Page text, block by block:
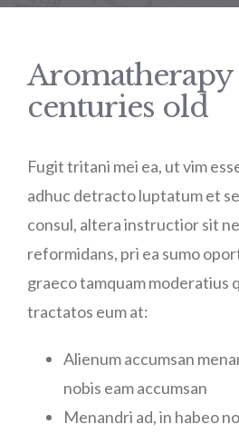
Aromatherapy
centuries old
Fugit tritani mei ea, ut vim
adhuc detracto luptatum et
consul, altera instructior sit
reformidans, pri ea sumo
graeco tamquam moderatius
tractatos eum at:
Alienum accumsan
nobis eam accumsan
Menandri ad, in habeo